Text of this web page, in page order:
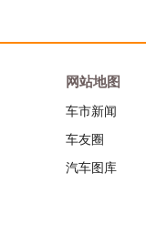
网站地图
车市新闻
车友圈
汽车图库